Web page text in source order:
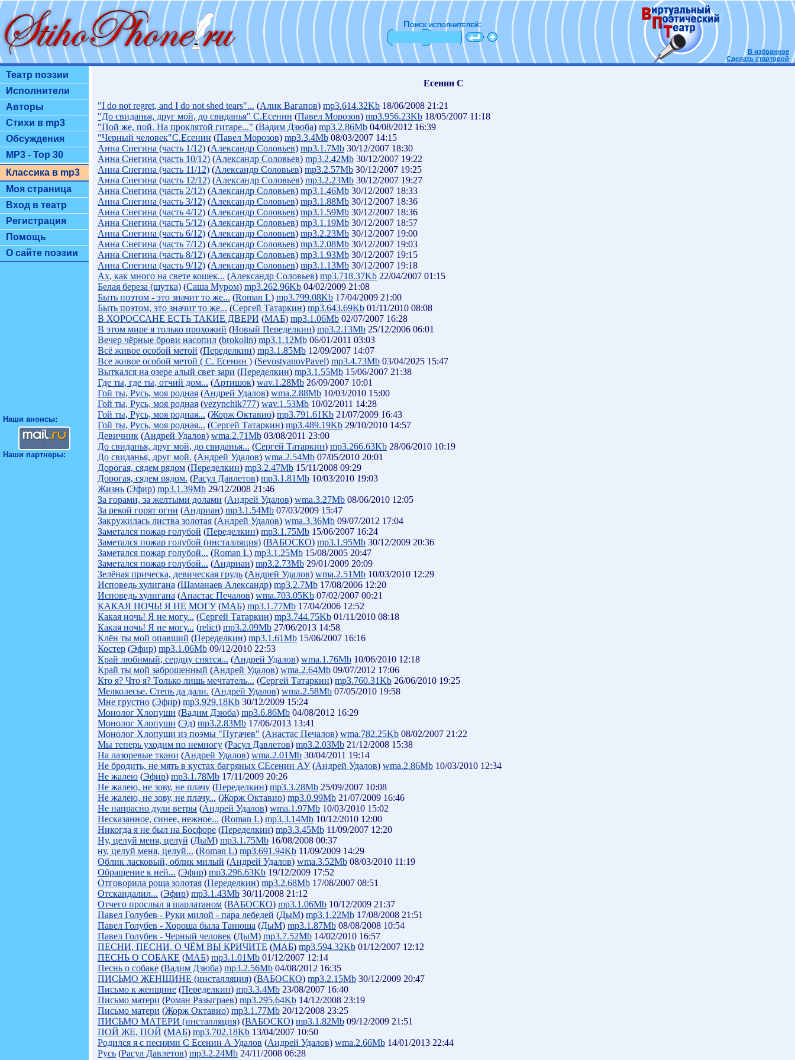
Поиск исполнителей:
В избранное
Сделать стартовой
Театр поэзии
Исполнители
Авторы
Стихи в mp3
Обсуждения
MP3 - Top 30
Классика в mp3
Моя страница
Вход в театр
Регистрация
Помощь
О сайте поэзии
Наши анонсы:
Наши партнеры:
Есенин С
"I do not regret, and I do not shed tears"... (Алик Вагапов) mp3.614.32Kb 18/06/2008 21:21
"До свиданья, друг мой, до свиданья" С.Есенин (Павел Морозов) mp3.956.23Kb 18/05/2007 11:18
"Пой же, пой. На проклятой гитаре..." (Вадим Дзюба) mp3.2.86Mb 04/08/2012 16:39
"Черный человек"С.Есенин (Павел Морозов) mp3.3.4Mb 08/03/2007 14:15
Анна Снегина (часть 1/12) (Александр Соловьев) mp3.1.7Mb 30/12/2007 18:30
Анна Снегина (часть 10/12) (Александр Соловьев) mp3.2.42Mb 30/12/2007 19:22
Анна Снегина (часть 11/12) (Александр Соловьев) mp3.2.57Mb 30/12/2007 19:25
Анна Снегина (часть 12/12) (Александр Соловьев) mp3.2.23Mb 30/12/2007 19:27
Анна Снегина (часть 2/12) (Александр Соловьев) mp3.1.46Mb 30/12/2007 18:33
Анна Снегина (часть 3/12) (Александр Соловьев) mp3.1.88Mb 30/12/2007 18:36
Анна Снегина (часть 4/12) (Александр Соловьев) mp3.1.59Mb 30/12/2007 18:36
Анна Снегина (часть 5/12) (Александр Соловьев) mp3.1.19Mb 30/12/2007 18:57
Анна Снегина (часть 6/12) (Александр Соловьев) mp3.2.23Mb 30/12/2007 19:00
Анна Снегина (часть 7/12) (Александр Соловьев) mp3.2.08Mb 30/12/2007 19:03
Анна Снегина (часть 8/12) (Александр Соловьев) mp3.1.93Mb 30/12/2007 19:15
Анна Снегина (часть 9/12) (Александр Соловьев) mp3.1.13Mb 30/12/2007 19:18
Ах, как много на свете кошек... (Александр Соловьев) mp3.718.37Kb 22/04/2007 01:15
Белая береза (шутка) (Саша Муром) mp3.262.96Kb 04/02/2009 21:08
Быть поэтом - это значит то же... (Roman L) mp3.799.08Kb 17/04/2009 21:00
Быть поэтом, это значит то же... (Сергей Татаркин) mp3.643.69Kb 01/11/2010 08:08
В ХОРОССАНЕ ЕСТЬ ТАКИЕ ДВЕРИ (МАБ) mp3.1.06Mb 02/07/2007 16:28
В этом мире я только прохожий (Новый Переделкин) mp3.2.13Mb 25/12/2006 06:01
Вечер чёрные брови насопил (brokolin) mp3.1.12Mb 06/01/2011 03:03
Всё живое особой метой (Переделкин) mp3.1.85Mb 12/09/2007 14:07
Все живое особой метой ( С. Есенин ) (SevostyanovPavel) mp3.4.73Mb 03/04/2025 15:47
Выткался на озере алый свет зари (Переделкин) mp3.1.55Mb 15/06/2007 21:38
Где ты, где ты, отчий дом... (Артишок) wav.1.28Mb 26/09/2007 10:01
Гой ты, Русь, моя родная (Андрей Удалов) wma.2.88Mb 10/03/2010 15:00
Гой ты, Русь, моя родная (vezynchik777) wav.1.53Mb 10/02/2011 14:28
Гой ты, Русь, моя родная... (Жорж Октавио) mp3.791.61Kb 21/07/2009 16:43
Гой ты, Русь, моя родная... (Сергей Татаркин) mp3.489.19Kb 29/10/2010 14:57
Девичник (Андрей Удалов) wma.2.71Mb 03/08/2011 23:00
До свиданья, друг мой, до свиданья... (Сергей Татаркин) mp3.266.63Kb 28/06/2010 10:19
До свиданья, друг мой. (Андрей Удалов) wma.2.54Mb 07/05/2010 20:01
Дорогая, сядем рядом (Переделкин) mp3.2.47Mb 15/11/2008 09:29
Дорогая, сядем рядом. (Расул Давлетов) mp3.1.81Mb 10/03/2010 19:03
Жизнь (Эфир) mp3.1.39Mb 29/12/2008 21:46
За горами, за желтыми долами (Андрей Удалов) wma.3.27Mb 08/06/2010 12:05
За рекой горят огни (Андриан) mp3.1.54Mb 07/03/2009 15:47
Закружилась листва золотая (Андрей Удалов) wma.3.36Mb 09/07/2012 17:04
Заметался пожар голубой (Переделкин) mp3.1.75Mb 15/06/2007 16:24
Заметался пожар голубой (инсталляция) (ВАБОСКО) mp3.1.95Mb 30/12/2009 20:36
Заметался пожар голубой... (Roman L) mp3.1.25Mb 15/08/2005 20:47
Заметался пожар голубой... (Андриан) mp3.2.73Mb 29/01/2009 20:09
Зелёная прическа, девическая грудь (Андрей Удалов) wma.2.51Mb 10/03/2010 12:29
Исповедь хулигана (Шаманаев Александр) mp3.2.7Mb 17/08/2006 12:20
Исповедь хулигана (Анастас Печалов) wma.703.05Kb 07/02/2007 00:21
КАКАЯ НОЧЬ! Я НЕ МОГУ(МАБ) mp3.1.77Mb 17/04/2006 12:52
Какая ночь! Я не могу... (Сергей Татаркин) mp3.744.75Kb 01/11/2010 08:18
Какая ночь! Я не могу... (relict) mp3.2.09Mb 27/06/2013 14:58
Клён ты мой опавший (Переделкин) mp3.1.61Mb 15/06/2007 16:16
Костер (Эфир) mp3.1.06Mb 09/12/2010 22:53
Край любимый, сердцу снятся... (Андрей Удалов) wma.1.76Mb 10/06/2010 12:18
Край ты мой заброшенный (Андрей Удалов) wma.2.64Mb 09/07/2012 17:06
Кто я? Что я? Только лишь мечтатель... (Сергей Татаркин) mp3.760.31Kb 26/06/2010 19:25
Мелколесье. Степь да дали. (Андрей Удалов) wma.2.58Mb 07/05/2010 19:58
Мне грустно (Эфир) mp3.929.18Kb 30/12/2009 15:24
Монолог Хлопуши (Вадим Дзюба) mp3.6.86Mb 04/08/2012 16:29
Монолог Хлопуши (Эд) mp3.2.83Mb 17/06/2013 13:41
Монолог Хлопуши из поэмы "Пугачев" (Анастас Печалов) wma.782.25Kb 08/02/2007 21:22
Мы теперь уходим по немногу (Расул Давлетов) mp3.2.03Mb 21/12/2008 15:38
На лазоревые ткани (Андрей Удалов) wma.2.01Mb 30/04/2011 19:14
Не бродить, не мять в кустах багряных СЕсенин АУ(Андрей Удалов) wma.2.86Mb 10/03/2010 12:34
Не жалею (Эфир) mp3.1.78Mb 17/11/2009 20:26
Не жалею, не зову, не плачу (Переделкин) mp3.3.28Mb 25/09/2007 10:08
Не жалею, не зову, не плачу... (Жорж Октавио) mp3.0.99Mb 21/07/2009 16:46
Не напрасно дули ветры (Андрей Удалов) wma.1.97Mb 10/03/2010 15:02
Несказанное, синее, нежное... (Roman L) mp3.3.14Mb 10/12/2010 12:00
Никогда я не был на Босфоре (Переделкин) mp3.3.45Mb 11/09/2007 12:20
Ну, целуй меня, целуй (ДыМ) mp3.1.75Mb 16/08/2008 00:37
ну, целуй меня, целуй... (Roman L) mp3.691.94Kb 11/09/2009 14:29
Облик ласковый, облик милый (Андрей Удалов) wma.3.52Mb 08/03/2010 11:19
Обращение к ней... (Эфир) mp3.296.63Kb 19/12/2009 17:52
Отговорила роща золотая (Переделкин) mp3.2.68Mb 17/08/2007 08:51
Отскандалил... (Эфир) mp3.1.43Mb 30/11/2008 21:12
Отчего прослыл я шарлатаном (ВАБОСКО) mp3.1.06Mb 10/12/2009 21:37
Павел Голубев - Руки милой - пара лебедей (ДыМ) mp3.1.22Mb 17/08/2008 21:51
Павел Голубев - Хороша была Танюша (ДыМ) mp3.1.87Mb 08/08/2008 10:54
Павел Голубев - Черный человек (ДыМ) mp3.7.52Mb 14/02/2010 16:57
ПЕСНИ, ПЕСНИ, О ЧЁМ ВЫ КРИЧИТЕ (МАБ) mp3.594.32Kb 01/12/2007 12:12
ПЕСНЬ О СОБАКЕ (МАБ) mp3.1.01Mb 01/12/2007 12:14
Песнь о собаке (Вадим Дзюба) mp3.2.56Mb 04/08/2012 16:35
ПИСЬМО ЖЕНЩИНЕ (инсталляция) (ВАБОСКО) mp3.2.15Mb 30/12/2009 20:47
Письмо к женщине (Переделкин) mp3.3.4Mb 23/08/2007 16:40
Письмо матери (Роман Разыграев) mp3.295.64Kb 14/12/2008 23:19
Письмо матери (Жорж Октавио) mp3.1.77Mb 20/12/2008 23:25
ПИСЬМО МАТЕРИ (инсталляция) (ВАБОСКО) mp3.1.82Mb 09/12/2009 21:51
ПОЙ ЖЕ, ПОЙ (МАБ) mp3.702.18Kb 13/04/2007 10:50
Родился я с песнями С Есенин А Удалов (Андрей Удалов) wma.2.66Mb 14/01/2013 22:44
Русь (Расул Давлетов) mp3.2.24Mb 24/11/2008 06:28